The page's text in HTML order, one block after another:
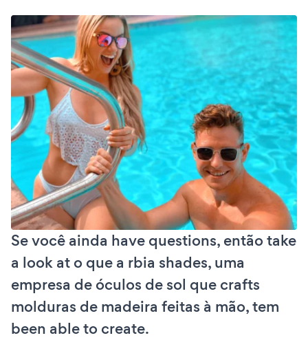
Se você ainda have questions, então take
a look at o que a rbia shades, uma
empresa de óculos de sol que crafts
molduras de madeira feitas à mão, tem
been able to create.